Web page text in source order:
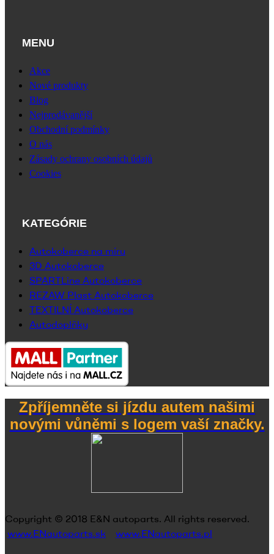
MENU
Akce
Nové produkty
Blog
Nejprodávanější
Obchodní podmínky
O nás
Zásady ochrany osobních údajů
Cookies
KATEGÓRIE
Autokoberce na míru
3D Autokoberce
SPARTLine Autokoberce
REZAW Plast Autokoberce
TEXTILNÍ Autokoberce
Autodoplňky
Zpříjemněte si jízdu autem našimi
novými vůněmi s logem vaší značky.
Copyright © 2018 E&N autoparts. All rights reserved.
www.ENautoparts.sk
www.ENautoparts.pl